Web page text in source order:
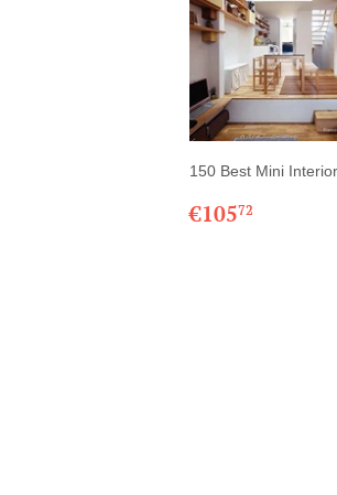
150 Best Mini
PRIX
€10572